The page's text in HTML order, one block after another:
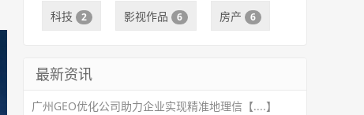
科技 2 影视作品 6 房产 6
最新资讯
广州GEO优化公司助力企业实现精准地理信【....】